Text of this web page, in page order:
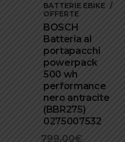
BATTERIE EBIKE
OFFERTE
BOSCH
Batteria al
portapacchi
powerpack
500 wh
performance
nero antracite
(BBR275)
0275007532
799,00€